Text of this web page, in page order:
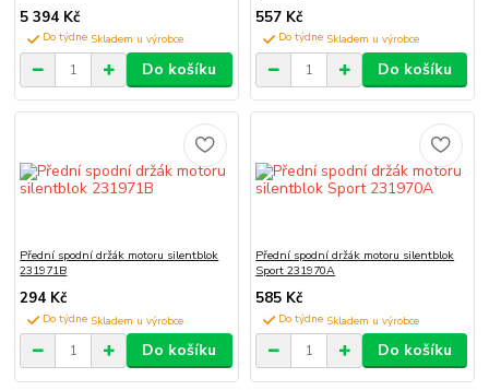
5 394 Kč
Do týdne
Do košíku
557 Kč
Do týdne
Do košíku
Přední spodní držák motoru silentblok
231971B
294 Kč
Do týdne
Do košíku
Přední spodní držák motoru silentblok
Sport 231970A
585 Kč
Do týdne
Do košíku